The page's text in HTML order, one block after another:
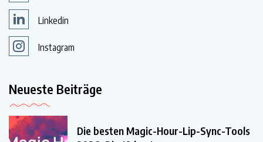
Linkedin
Instagram
Neueste Beiträge
Die besten Magic-Hour-Lip-Sync-Tools